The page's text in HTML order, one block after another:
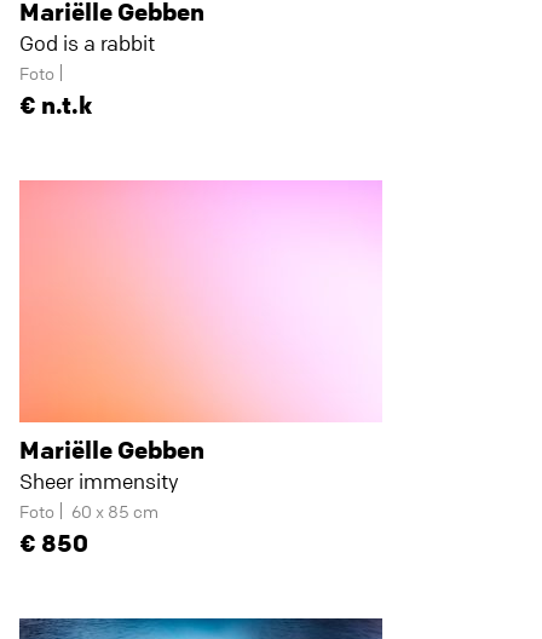
Mariëlle Gebben
God is a rabbit
Foto
n.t.k
Mariëlle Gebben
Sheer immensity
Foto 60 x 85 cm
850